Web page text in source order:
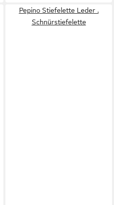
Pepino Stiefelette Leder .
Schnürstiefelette